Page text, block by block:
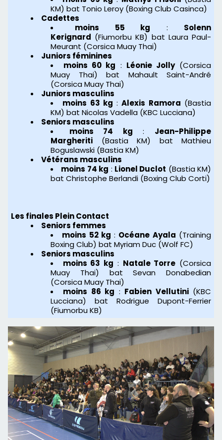
KM) bat Tonio Leroy (Boxing Club Casinca)
Cadettes
moins 55 kg : Solenn
Kerignard (Fiumorbu KB) bat Laura Paul-
Meurant (Corsica Muay Thai)
Juniors féminines
moins 60 kg : Léonie Jolly(Corsica
Muay Thai) bat Mahault Saint-André
(Corsica Muay Thai)
Juniors masculins
moins 63 kg :Alexis Ramora (Bastia
KM) bat Nicolas Vadella (KBC Lucciana)
Seniors masculins
moins 74 kg : Jean-Philippe
Margheriti (Bastia KM) bat Mathieu
Boguslawski (Bastia KM)
Vétérans masculins
moins 74 kg : Lionel Duclot (Bastia KM)
bat Christophe Berlandi (Boxing Club Corti)
Les finales Plein Contact
Seniors femmes
moins 52 kg : Océane Ayala (Training
Boxing Club) bat Myriam Duc (Wolf FC)
Seniors masculins
moins 63 kg : Natale Torre (Corsica
Muay Thai) bat Sevan Donabedian
(Corsica Muay Thai)
moins 86 kg : Fabien Vellutini(KBC
Lucciana) bat Rodrigue Dupont-Ferrier
(Fiumorbu KB)